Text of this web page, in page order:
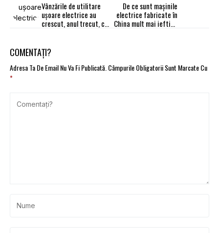
Vânzările de utilitare
ușoare electrice au
crescut, anul trecut, cu
De ce sunt mașinile
electrice fabricate în
China mult mai ieftine
COMENTAȚI?
Adresa Ta De Email Nu Va Fi Publicată.Câmpurile Obligatorii Sunt Marcate Cu
*